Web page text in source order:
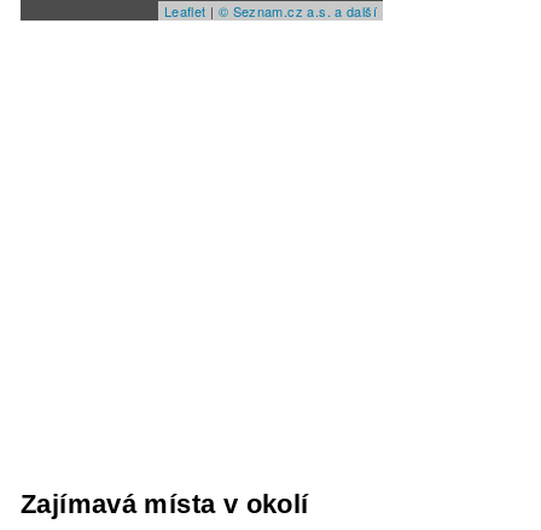
Leaflet | © Seznam.cz a.s. a další
Zajímavá místa v okolí